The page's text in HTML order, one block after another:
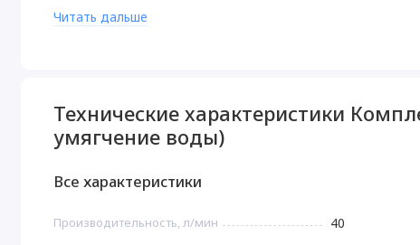
- железо до 8 мг/л (двухвалентного
Комплект коттеджной системы Barrier Ace
воды) фильтрует механические примеси на
оборудование от повреждения и
Читать дальше
Технические характеристики
умягчение воды)
Все характеристики
Производительность, л/мин 40